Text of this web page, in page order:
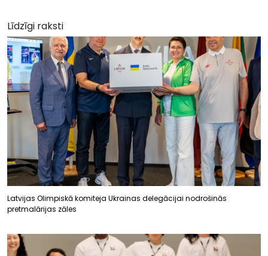
Līdzīgi raksti
Latvijas Olimpiskā komiteja Ukrainas delegācijai nodrošinās
pretmalārijas zāles